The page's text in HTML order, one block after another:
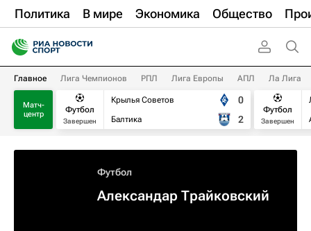
Политика В мире Экономика Общество
Главное Лига Чемпионов РПЛ Лига Европы АПЛ Ла Лига
Матч-
центр
Футбол
Завершен
Крылья Советов
Балтика
0
2
Футбол
Завершен
Футбол
Александар Трайковский